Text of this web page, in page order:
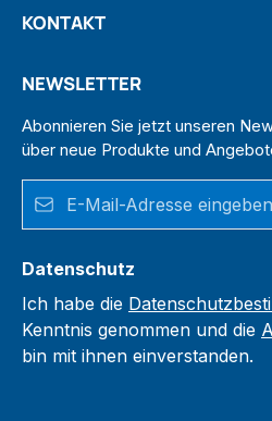
KONTAKT
NEWSLETTER
Abonnieren Sie jetzt unseren
über neue Produkte und
Datenschutz
Ich habe die
Kenntnis genommen und die
bin mit ihnen einverstanden.